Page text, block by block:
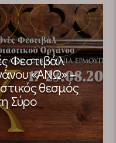
Φεστιβάλ
«ΑΝΩ» –
θεσμός
Σύρο​